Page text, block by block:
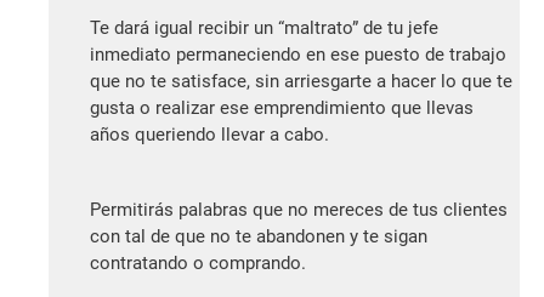
Te dará igual recibir un “maltrato” de tu jefe
inmediato permaneciendo en ese puesto de trabajo
que no te satisface, sin arriesgarte a hacer lo que te
gusta o realizar ese emprendimiento que llevas
años queriendo llevar a cabo.
Permitirás palabras que no mereces de tus clientes
con tal de que no te abandonen y te sigan
contratando o comprando.